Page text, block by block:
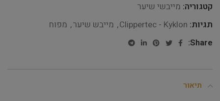
קטגוריה: מייבשי שיער
תגיות: Clippertec - Kyklon
, מייבש שיער, מפוח
Share:
תיאור